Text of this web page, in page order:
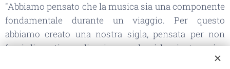
"Abbiamo pensato che la musica sia una componente
fondamentale durante un viaggio. Per questo
abbiamo creato una nostra sigla, pensata per non
farvi dimenticare di noi e per darvi la giusta carica
affinché il vostro viaggio diventi davvero